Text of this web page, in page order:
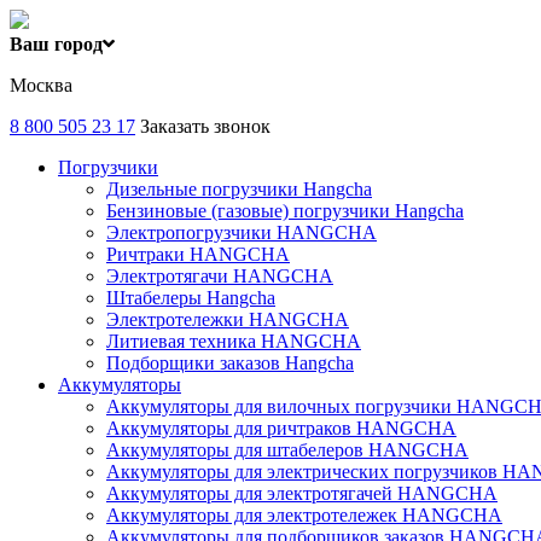
Ваш город
Москва
8 800 505 23 17 Заказать звонок
Погрузчики
Дизельные погрузчики Hangcha
Бензиновые (газовые) погрузчики Hangcha
Электропогрузчики HANGCHA
Ричтраки HANGCHA
Электротягачи HANGCHA
Штабелеры Hangcha
Электротележки HANGCHA
Литиевая техника HANGCHA
Подборщики заказов Hangcha
Аккумуляторы
Аккумуляторы для вилочных погрузчики
Аккумуляторы для ричтраков HANGCHA
Аккумуляторы для штабелеров HANGCHA
Аккумуляторы для электрических погрузчиков
Аккумуляторы для электротягачей HANGCHA
Аккумуляторы для электротележек HANGCHA
Аккумуляторы для подборщиков заказов